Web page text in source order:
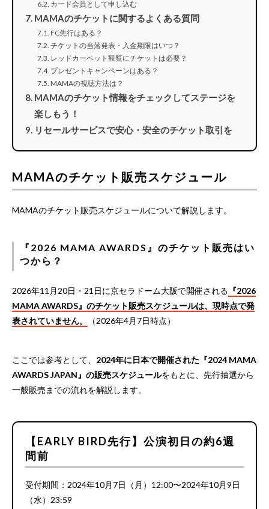
カード会員として申し込む
MAMAのチケットに関するよくある質問
FC先行はある？
チケットの当落発表・入金期限はいつ？
レッドカーペット観覧にチケットは必要？
プレゼントキャンペーンはある？
MAMAの視聴方法は？
MAMAのチケット情報をチェックしてステージを
楽しもう！
リセールサービスで安心・安全のチケット取引を
MAMAのチケット販売スケジュール
MAMAのチケット販売スケジュールについて解説します。
『2026 MAMA AWARDS』のチケット販売はい
つから？
2026年11月20日・21日に京セラドーム大阪で開催される 『2026
MAMA AWARDS』のチケット販売スケジュールは、現時点で発
表されていません。
（2026年4月7日時点）
ここでは参考として、 2024年に日本で開催された『2024 MAMA
AWARDS JAPAN』の販売スケジュールをもとに、先行抽選から
一般販売までの流れを解説します。
【EARLY BIRD先行】公演初日の約6週
間前
受付期間：2024年10月7日（月）12:00〜2024年10月9日
（水）23:59